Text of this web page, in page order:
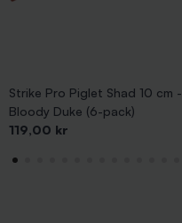
Strike Pro Piglet Shad 10 cm -
Bloody Duke (6-pack)
Pris
119,00 kr